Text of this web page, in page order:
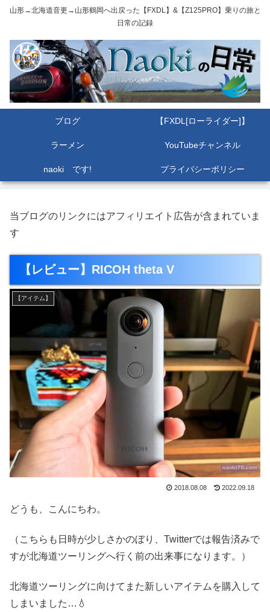
山形→北海道音更→山形鶴岡へ出戻った【FXDL】&【Z125PRO】乗りの旅と
日常の記録
ブログ 【FXDL[ローライダー]】
ラーメン YouTubeチャンネル
naoki です! プライバシーポリシー
当ブログのリンクにはアフィリエイト広告が含まれていま
す
【レビュー】RICOH theta V
【アイテム】
2018.08.08 2022.09.18
どうも、こんにちわ。
（こちらも日時が少しさかのぼり、Twitterでは報告済みで
すが北海道ツーリングへ行く前の出来事になります。）
北海道ツーリングに向けてまた新しいアイテムを購入して
しまいました…💧